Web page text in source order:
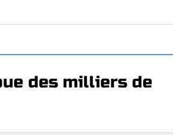
des milliers de